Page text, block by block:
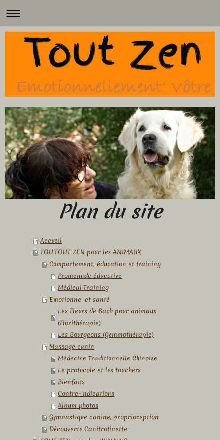
Plan du site
Accueil
TOU'TOUT ZEN pour les ANIMAUX
Comportement, éducation et training
Promenade éducative
Médical Training
Emotionnel et santé
Les Fleurs de Bach pour animaux
(Florithérapie)
Les Bourgeons (Gemmothérapie)
Massage canin
Médecine Traditionnelle Chinoise
Le protocole et les touchers
Bienfaits
Contre-indications
Album photos
Gymnastique canine, proprioception
Découverte Canitrotinette